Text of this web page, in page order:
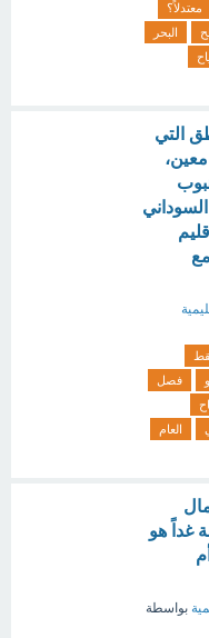
معتدلاً؟
البحر
التي
السوداني
فصل
العام
غداً هو
بواسطة